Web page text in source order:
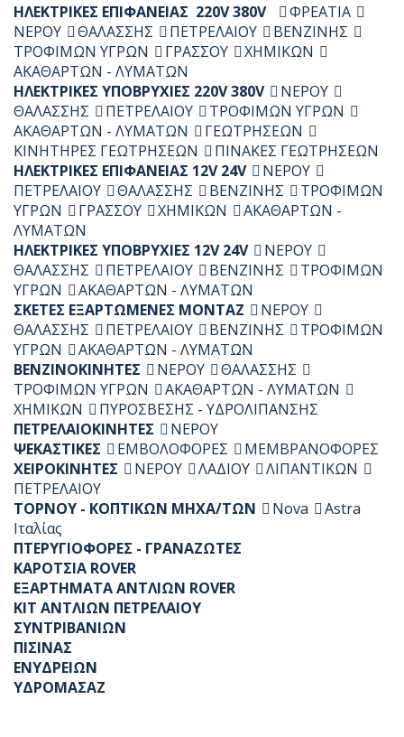
ΗΛΕΚΤΡΙΚΕΣ ΕΠΙΦΑΝΕΙΑΣ 220V 380V
ΦΡΕΑΤΙΑ
ΝΕΡΟΥ
ΘΑΛΑΣΣΗΣ ΠΕΤΡΕΛΑΙΟΥ
ΒΕΝΖΙΝΗΣ
ΤΡΟΦΙΜΩΝ ΥΓΡΩΝ
ΓΡΑΣΣΟΥ
ΧΗΜΙΚΩΝ
ΑΚΑΘΑΡΤΩΝ - ΛΥΜΑΤΩΝ
ΗΛΕΚΤΡΙΚΕΣ ΥΠΟΒΡΥΧΙΕΣ 220V 380V
ΝΕΡΟΥ
ΘΑΛΑΣΣΗΣ
ΠΕΤΡΕΛΑΙΟΥ
ΤΡΟΦΙΜΩΝ ΥΓΡΩΝ
ΑΚΑΘΑΡΤΩΝ - ΛΥΜΑΤΩΝ
ΓΕΩΤΡΗΣΕΩΝ
ΚΙΝΗΤΗΡΕΣ ΓΕΩΤΡΗΣΕΩΝ
ΠΙΝΑΚΕΣ ΓΕΩΤΡΗΣΕΩΝ
ΗΛΕΚΤΡΙΚΕΣ ΕΠΙΦΑΝΕΙΑΣ 12V 24V
ΝΕΡΟΥ
ΠΕΤΡΕΛΑΙΟΥ
ΘΑΛΑΣΣΗΣ ΒΕΝΖΙΝΗΣ
ΤΡΟΦΙΜΩΝ
ΥΓΡΩΝ
ΓΡΑΣΣΟΥ ΧΗΜΙΚΩΝ
ΑΚΑΘΑΡΤΩΝ -
ΛΥΜΑΤΩΝ
ΗΛΕΚΤΡΙΚΕΣ ΥΠΟΒΡΥΧΙΕΣ 12V 24V
ΝΕΡΟΥ
ΘΑΛΑΣΣΗΣ
ΠΕΤΡΕΛΑΙΟΥ ΒΕΝΖΙΝΗΣ
ΤΡΟΦΙΜΩΝ
ΥΓΡΩΝ
ΑΚΑΘΑΡΤΩΝ - ΛΥΜΑΤΩΝ
ΣΚΕΤΕΣ ΕΞΑΡΤΩΜΕΝΕΣ ΜΟΝΤΑΖ
ΝΕΡΟΥ
ΘΑΛΑΣΣΗΣ
ΠΕΤΡΕΛΑΙΟΥ ΒΕΝΖΙΝΗΣ
ΤΡΟΦΙΜΩΝ
ΥΓΡΩΝ
ΑΚΑΘΑΡΤΩΝ - ΛΥΜΑΤΩΝ
ΒΕΝΖΙΝΟΚΙΝΗΤΕΣ
ΝΕΡΟΥ
ΘΑΛΑΣΣΗΣ
ΤΡΟΦΙΜΩΝ ΥΓΡΩΝ
ΑΚΑΘΑΡΤΩΝ - ΛΥΜΑΤΩΝ
ΧΗΜΙΚΩΝ
ΠΥΡΟΣΒΕΣΗΣ - ΥΔΡΟΛΙΠΑΝΣΗΣ
ΠΕΤΡΕΛΑΙΟΚΙΝΗΤΕΣ
ΝΕΡΟΥ
ΨΕΚΑΣΤΙΚΕΣ
ΕΜΒΟΛΟΦΟΡΕΣ
ΜΕΜΒΡΑΝΟΦΟΡΕΣ
ΧΕΙΡΟΚΙΝΗΤΕΣ
ΝΕΡΟΥ ΛΑΔΙΟΥ
ΛΙΠΑΝΤΙΚΩΝ
ΠΕΤΡΕΛΑΙΟΥ
ΤΟΡΝΟΥ - ΚΟΠΤΙΚΩΝ ΜΗΧΑ/ΤΩΝ
Nova
Astra
Ιταλίας
ΠΤΕΡΥΓΙΟΦΟΡΕΣ - ΓΡΑΝΑΖΩΤΕΣ
ΚΑΡΟΤΣΙΑ ROVER
ΕΞΑΡΤΗΜΑΤΑ ΑΝΤΛΙΩΝ ROVER
KIT ΑΝΤΛΙΩΝ ΠΕΤΡΕΛΑΙΟΥ
ΣΥΝΤΡΙΒΑΝΙΩΝ
ΠΙΣΙΝΑΣ
ΕΝΥΔΡΕΙΩΝ
ΥΔΡΟΜΑΣΑΖ